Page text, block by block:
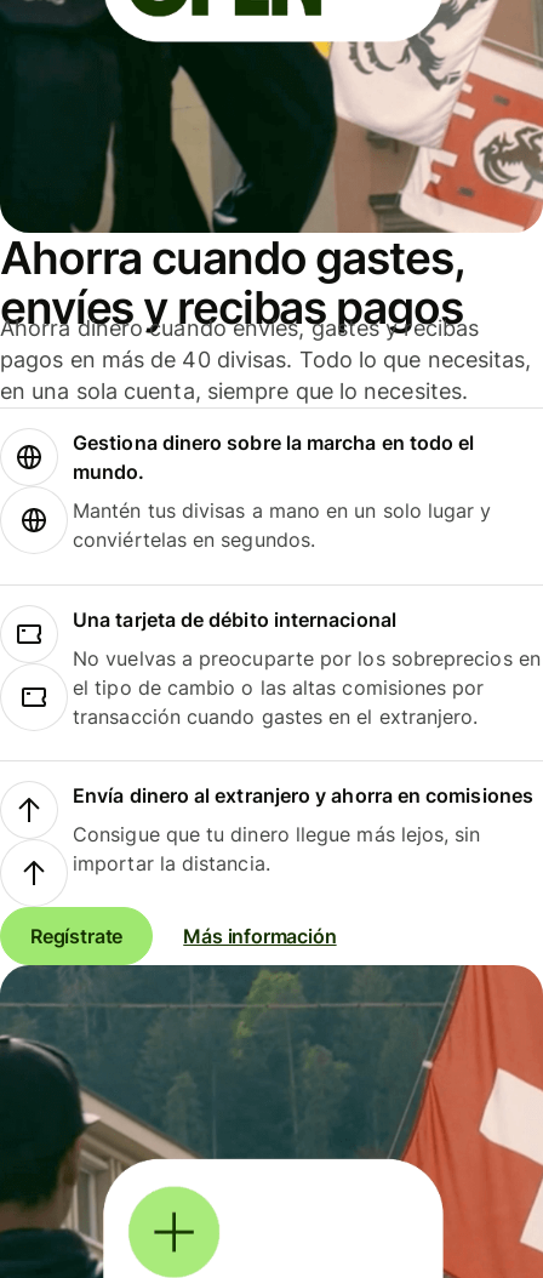
Ahorra cuando gastes,
envíes y recibas pagos
Ahorra dinero cuando envíes, gastes y recibas
pagos en más de 40 divisas. Todo lo que necesitas,
en una sola cuenta, siempre que lo necesites.
Gestiona dinero sobre la marcha en todo el
mundo.
Mantén tus divisas a mano en un solo lugar y
conviértelas en segundos.
Una tarjeta de débito internacional
No vuelvas a preocuparte por los sobreprecios en
el tipo de cambio o las altas comisiones por
transacción cuando gastes en el extranjero.
Envía dinero al extranjero y ahorra en comisiones
Consigue que tu dinero llegue más lejos, sin
importar la distancia.
Regístrate Más información